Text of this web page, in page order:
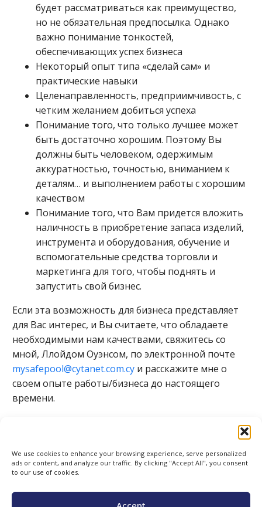
We use cookies to enhance your browsing experience, serve personalized
ads or content, and analyze our traffic. By clicking "Accept All", you consent
to our use of cookies.
будет рассматриваться как преимущество,
но не обязательная предпосылка. Однако
важно понимание тонкостей,
обеспечивающих успех бизнеса
Некоторый опыт типа «сделай сам» и
практические навыки
Целенаправленность, предприимчивость, с
четким желанием добиться успеха
Понимание того, что только лучшее может
быть достаточно хорошим. Поэтому Вы
должны быть человеком, одержимым
аккуратностью, точностью, вниманием к
деталям… и выполнением работы с хорошим
качеством
Понимание того, что Вам придется вложить
наличность в приобретение запаса изделий,
инструмента и оборудования, обучение и
вспомогательные средства торговли и
маркетинга для того, чтобы поднять и
запустить свой бизнес.
Если эта возможность для бизнеса представляет
для Вас интерес, и Вы считаете, что обладаете
необходимыми нам качествами, свяжитесь со
мной, Ллойдом Оуэнсом, по электронной почте
mysafepool@cytanet.com.cy и расскажите мне о
своем опыте работы/бизнеса до настоящего
времени.